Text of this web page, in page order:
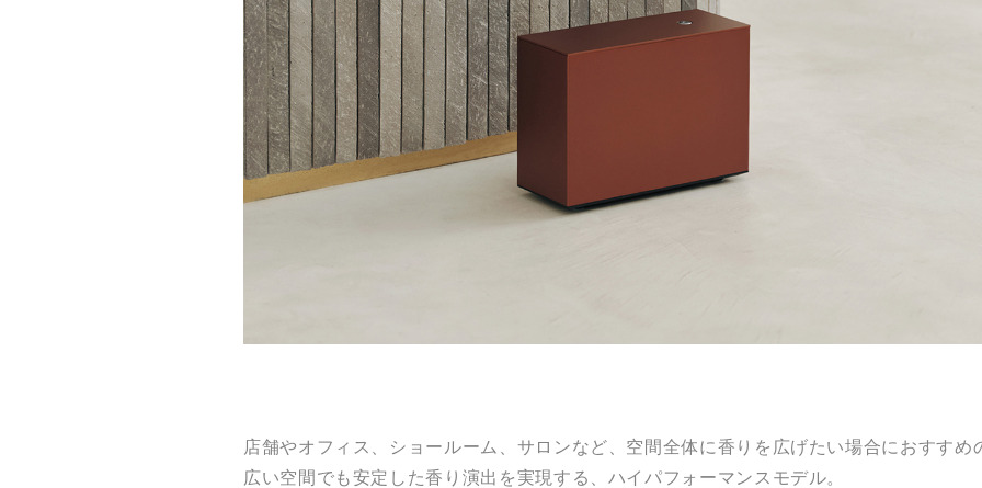
店舗やオフィス、ショールーム、サロンなど、空間全体に香りを広げたい場合におすすめ
広い空間でも安定した香り演出を実現する、ハイパフォーマンスモデル。